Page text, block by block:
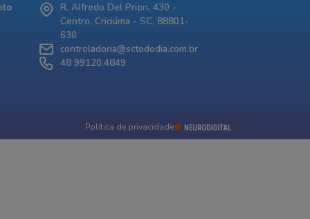
R. Alfredo Del Priori, 430 -
Centro, Criciúma - SC, 88801-
630
controladoria@sctododia.com.br
48 99120.4849
Política de privacidade